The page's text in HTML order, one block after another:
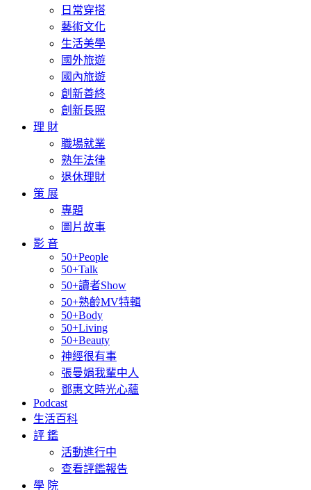
日常穿搭
藝術文化
生活美學
國外旅遊
國內旅遊
創新善終
創新長照
理 財
職場就業
熟年法律
退休理財
策 展
專題
圖片故事
影 音
50+People
50+Talk
50+讀者Show
50+熟齡MV特輯
50+Body
50+Living
50+Beauty
神經很有事
張曼娟我輩中人
鄧惠文時光心蘊
Podcast
生活百科
評 鑑
活動進行中
查看評鑑報告
學 院